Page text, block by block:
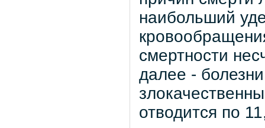
наибольший
смертности
далее -
отводится по